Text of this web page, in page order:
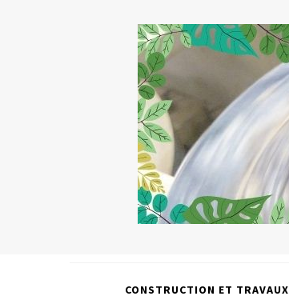
CONSTRUCTION ET TRAVAUX